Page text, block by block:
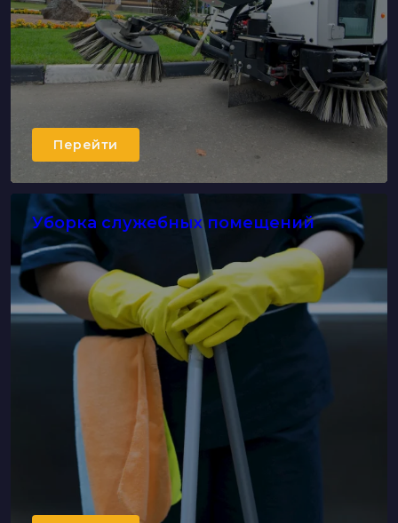
Перейти
Уборка служебных помещений